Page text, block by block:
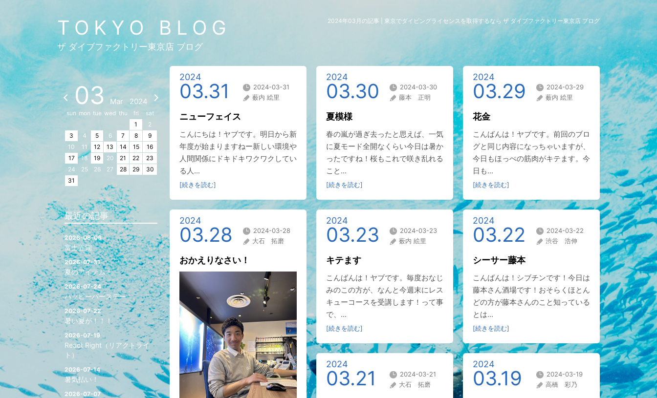
TOKYO BLOG
ザ ダイブファクトリー東京店 ブログ
2024年03月の記事 | 東京でダイビングライセンスを取得するなら ザ ダイブファクトリー東京店 ブログ
2024
03.31
2024-03-31
薮内 絵里
ニューフェイス
こんにちは！ヤブです。明日から新
年度が始まりますねー新しい環境や
人間関係にドキドキワクワクしてい
る人...
[続きを読む]
2024
03.30
2024-03-30
藤本 正明
夏模様
春の嵐が過ぎ去ったと思えば、一気
に夏モード全開なくらい今日は暑か
ったですね！桜もこれで咲き乱れる
こと...
[続きを読む]
2024
03.29
2024-03-29
薮内 絵里
花金
こんばんは！ヤブです。前回のブロ
グと同じ内容になっちゃいますが、
今日もほっぺの筋肉がキテます。今
日も...
[続きを読む]
2024
03.28
2024-03-28
大石 拓磨
おかえりなさい！
2024
03.23
2024-03-23
薮内 絵里
キテます
こんばんは！ヤブです。毎度おなじ
みのこの方が、なんと今週末にレス
キューコースを受講します！って事
で、...
[続きを読む]
2024
03.22
2024-03-22
渋谷 浩伸
シーサー藤本
こんばんは！シブチンです！今日は
藤本さん酒場です！おそらくほとん
どの方が藤本さんのこと知っている
とは...
[続きを読む]
2024
03.21
2024-03-21
大石 拓磨
2024
03.19
2024-03-19
高橋 彩乃
03 Mar 2024
sun mon tue wed thu fri
sat
1
2
3
4 5 6 7 8
9
10
11 12 13 14 15
16
17
18 19 20 21 22
23
24
25 26 27 28 29
30
31
最近の記事
2026-08-06
富士五湖
2026-07-31
夏のアイテム！
2026-07-24
ハッピーバースデー
2026-07-22
暑い夏が！！！
2026-07-19
React Right（リアクトライ
ト）
2026-07-14
暑気払い！
2026-07-07